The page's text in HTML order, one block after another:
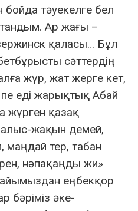
бойда тәуекелге бел
Ар жағы –
қаласы… Бұл
сәттердің
жүр, жат жерге кет,
еді жарықтық Абай
жүрген қазақ
жақын демей,
маңдай тер, табан
нәпақаңды жи»
еңбекқор
бәріміз әке-